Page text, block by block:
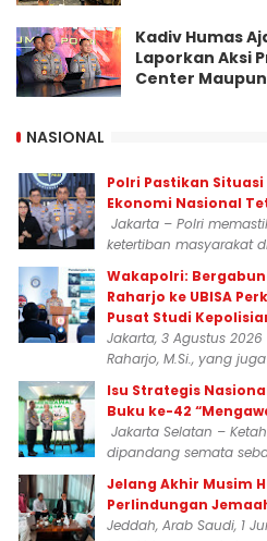
Kadiv Humas
Laporkan Aksi
Center
NASIONAL
Polri Pastikan
Ekonomi Nasional
Jakarta – Polri
ketertiban masyarakat
Wakapolri:
Raharjo ke UBISA
Pusat Studi
Jakarta, 3 Agustus 2026
Raharjo, M.Si., yang
Isu Strategis
Buku ke-42
Jakarta Selatan –
dipandang semata
Jelang Akhir Musim
Perlindungan
Jeddah, Arab Saudi, 1